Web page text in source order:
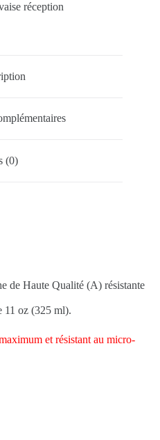
réception
(0)
de Haute Qualité (A) résistante
11 oz (325 ml).
et résistant au micro-